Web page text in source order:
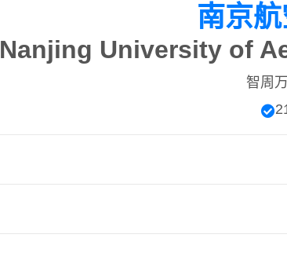
南京
Nanjing University of
智周